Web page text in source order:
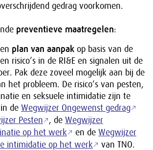
gedrag voorkomen.
preventieve maatregelen:
plan van aanpak op basis van de
risico’s in de RI&E en signalen uit de
Pak deze zoveel mogelijk aan bij de
het probleem. De risico’s van pesten,
en seksuele intimidatie zijn te
de Wegwijzer Ongewenst gedrag
Pesten , de Wegwijzer
op het werk
en de Wegwijzer
intimidatie op het werk
van TNO.